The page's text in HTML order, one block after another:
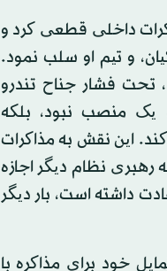
داخلی قطعی کرد و
و تیم او سلب نمود.
تحت فشار جناح تندرو
یک منصب نبود، بلکه
این نقش به مذاکرات
نظام دیگر اجازه
داشته است، بار دیگر
خود برای مذاکره با